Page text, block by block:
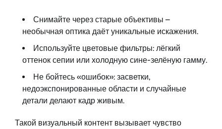
Снимайте через старые объективы –
необычная оптика даёт уникальные искажения.
Используйте цветовые фильтры: лёгкий
оттенок сепии или холодную сине-зелёную гамму.
Не бойтесь «ошибок»: засветки,
недоэкспонированные области и случайные
детали делают кадр живым.
Такой визуальный контент вызывает чувство